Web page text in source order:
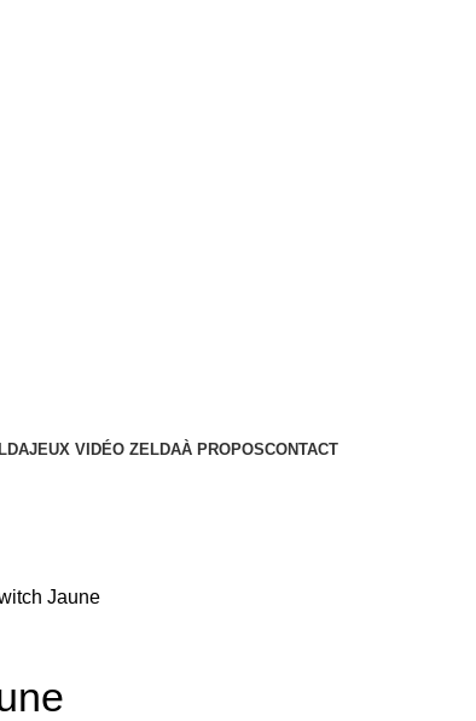
JEUX VIDÉO ZELDAÀ PROPOSCONTACT
Jaune